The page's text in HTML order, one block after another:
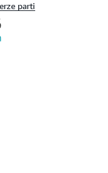
parti